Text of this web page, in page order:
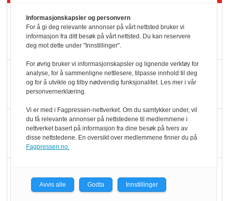
Mat er viktigere enn
pris når elbilister
velger ladestopp
Ti bensinstasjoner
legger ned hver måned
Potetball, kylling og 98
oktan
KBS-bransjen i
endring: Stadig større
Informasjonskapsler og personvern
For å gi deg relevante annonser på vårt nettsted bruker vi
informasjon fra ditt besøk på vårt nettsted. Du kan reservere
deg mot dette under "Innstillinger".
For øvrig bruker vi informasjonskapsler og lignende verktøy for
analyse, for å sammenligne nettlesere, tilpasse innhold til deg
og for å utvikle og tilby nødvendig funksjonalitet. Les mer i vår
personvernerklæring.
Vi er med i Fagpressen-nettverket. Om du samtykker under, vil
du få relevante annonser på nettstedene til medlemmene i
nettverket basert på informasjon fra dine besøk på tvers av
disse nettstedene. En oversikt over medlemmene finner du på
Fagpressen.no.
Avvis alle Godta Innstillinger